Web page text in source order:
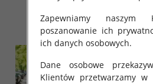
Zapewniamy naszym
poszanowanie ich
ich danych osobowych.
Dane osobowe
Klientów przetwarzamy w